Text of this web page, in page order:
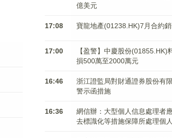
億美元
17:08 寶龍地產(01238.HK)7月合約
17:00
【盈警】中慶股份(01855.HK)
損500萬至2000萬元
16:46
浙江證監局對財通證券股份有
警示函措施
16:36
網信辦：大型個人信息處理者
去標識化等措施保障所處理個